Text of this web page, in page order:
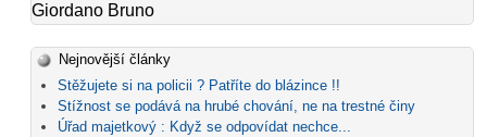
Giordano Bruno
Nejnovější články
Stěžujete si na policii ? Patříte do blázince !!
Stížnost se podává na hrubé chování, ne na trestné činy
Úřad majetkový : Když se odpovídat nechce...